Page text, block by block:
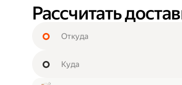
Рассчитать